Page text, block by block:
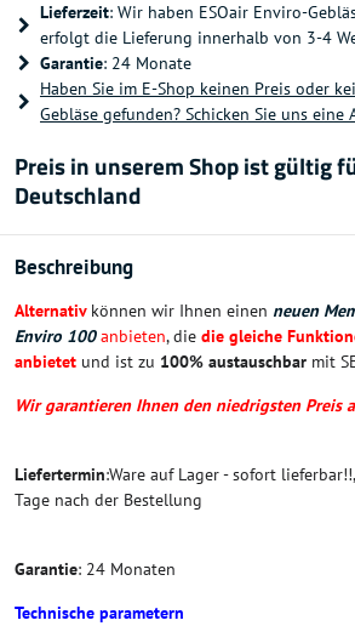
Lieferzeit: Wir haben ESOair Enviro-
erfolgt die Lieferung innerhalb von 3-4
Garantie: 24 Monate
Haben Sie im E-Shop keinen Preis oder
Gebläse gefunden? Schicken Sie uns eine
Preis in unserem Shop ist gültig
Deutschland
Beschreibung
Alternativ können wir Ihnen einen neuen
Enviro 100 anbieten, die die gleiche
anbietet und ist zu 100% austauschbar mit
Wir garantieren Ihnen den niedrigsten Preis
Liefertermin:Ware auf Lager - sofort
Tage nach der Bestellung
Garantie: 24 Monaten
Technische parametern